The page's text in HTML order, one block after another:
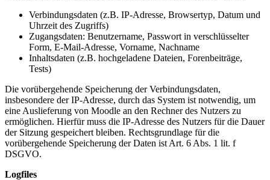
Verbindungsdaten (z.B. IP-Adresse, Browsertyp, Datum und
Uhrzeit des Zugriffs)
Zugangsdaten: Benutzername, Passwort in verschlüsselter
Form, E-Mail-Adresse, Vorname, Nachname
Inhaltsdaten (z.B. hochgeladene Dateien, Forenbeiträge,
Tests)
Die vorübergehende Speicherung der Verbindungsdaten,
insbesondere der IP-Adresse, durch das System ist notwendig, um
eine Auslieferung von Moodle an den Rechner des Nutzers zu
ermöglichen. Hierfür muss die IP-Adresse des Nutzers für die Dauer
der Sitzung gespeichert bleiben. Rechtsgrundlage für die
vorübergehende Speicherung der Daten ist Art. 6 Abs. 1 lit. f
DSGVO.
Logfiles